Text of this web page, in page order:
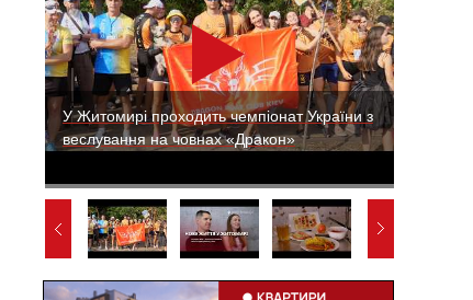
У Житомирі проходить чемпіонат України з
веслування на човнах «Дракон»